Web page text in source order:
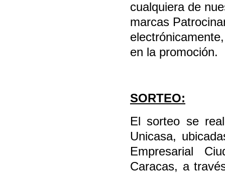
cualquiera de
marcas
en la promoción.
SORTEO:
El sorteo se
Unicasa,
Empresarial
Caracas, a